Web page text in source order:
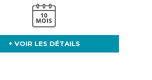
+ VOIR LES DÉTAILS